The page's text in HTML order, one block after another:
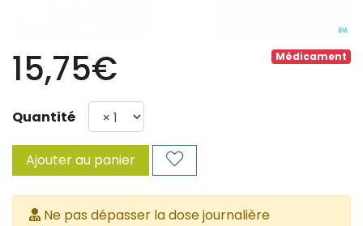
Médicament
15,75€
Quantité
Ajouter au panier
Ne pas dépasser la dose journalière